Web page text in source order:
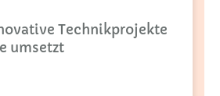
Technikprojekte
umsetzt